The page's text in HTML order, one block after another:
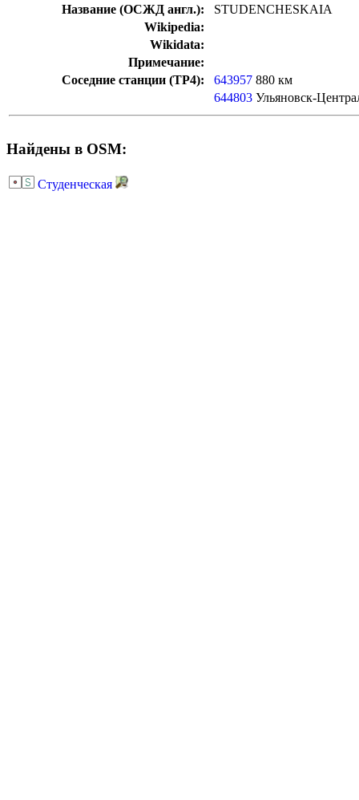
Название (ОСЖД англ.):
STUDENCHESKAIA
Wikipedia:
Wikidata:
Примечание:
Соседние станции (ТР4):
643957 880 км
644803 Ульяновск-
Найдены в OSM:
Студенческая